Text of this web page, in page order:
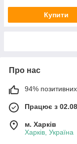
Купити
Про нас
94% позитивних
Працює з
м. Харків
Харків, Україна